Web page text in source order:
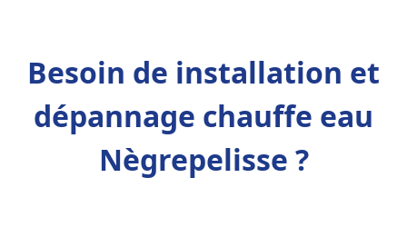
Besoin de installation et
dépannage chauffe eau
Nègrepelisse ?